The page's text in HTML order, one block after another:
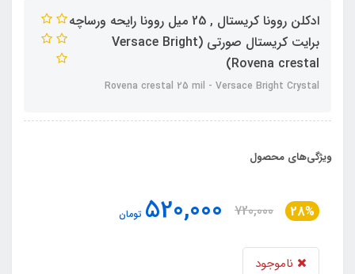
ادکلن روونا کریستال , 25 میل روونا رایحه ورساچه
برایت کریستال صورتی Versace Bright)
Rovena crestal)
Rovena crestal 25 mil - Versace Bright Crystal
ویژگی‌های محصول
28%
720,000
520,000 تومان
ناموجود